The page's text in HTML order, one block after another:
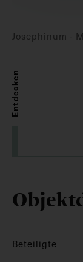
Josephinum -
Entdecken
Beteiligte